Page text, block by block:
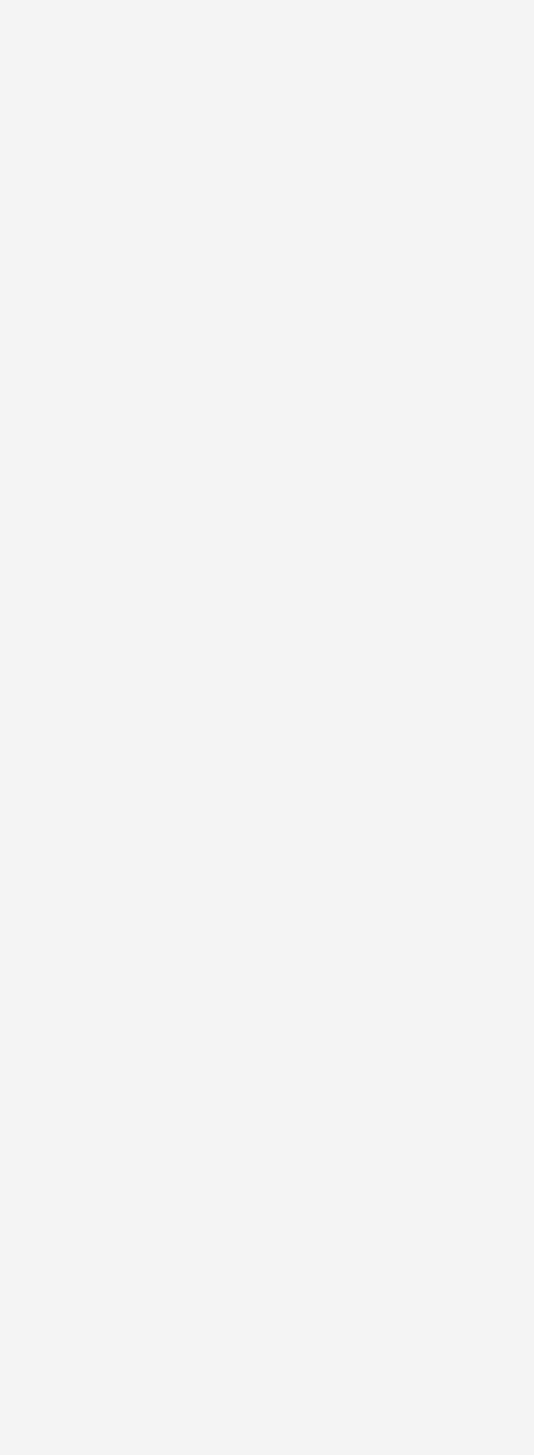
serienmäßige Komfort-Features wie
können Sie sich auf seinen
abgeschlossen? Wo genau ist er geparkt? Wann
Mit der SUZUKI CONNECT App erhalten Sie wichtige